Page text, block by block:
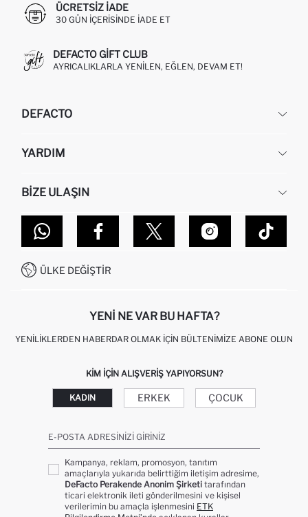
ÜCRETSIZ IADE
30 GÜN IÇERISINDE IADE ET
DEFACTO GIFT CLUB
AYRICALIKLARLA YENILEN, EĞLEN, DEVAM ET!
DEFACTO
HAKKIMIZDA
KURUMSAL SATIŞ
DEFACTO TEKNOLOJI
SITEMAP
YARDIM
SIPARIŞIMI NASIL TAKIP EDERIM?
NASIL İADE EDERIM?
GIFT CLUB SIKÇA SORULAN SORULAR
İŞLEM REHBERI
KAMPANYALAR
BIZE ULAŞIN
MAĞAZALARIMIZ
İLETIŞIM FORMU
0850 333 22 86
ÜLKE DEĞIŞTIR
YENI NE VAR BU HAFTA?
YENILIKLERDEN HABERDAR OLMAK İÇIN BÜLTENIMIZE ABONE OLUN
KIM IÇIN ALIŞVERIŞ YAPIYORSUN?
KADIN ERKEK ÇOCUK
E-POSTA ADRESINIZI GIRINIZ
Kampanya, reklam, promosyon, tanıtım
amaçlarıyla yukarıda belirttiğim iletişim adresime,
DeFacto Perakende Anonim Şirketi tarafından
ticari elektronik ileti gönderilmesini ve kişisel
verilerimin bu amaçla işlenmesini ETK